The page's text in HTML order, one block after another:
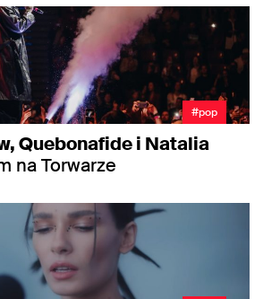
#pop
Quebonafide i Natalia
na Torwarze